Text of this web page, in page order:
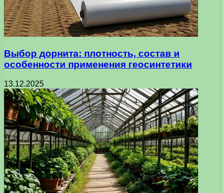
Выбор дорнита: плотность, состав и
особенности применения геосинтетики
13.12.2025